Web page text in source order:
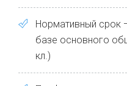
Нормативный срок
базе основного
кл.)